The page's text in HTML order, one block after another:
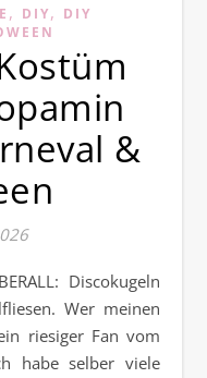
, DIY, DIY
&
Wer meinen
riesiger Fan vom
habe selber viele